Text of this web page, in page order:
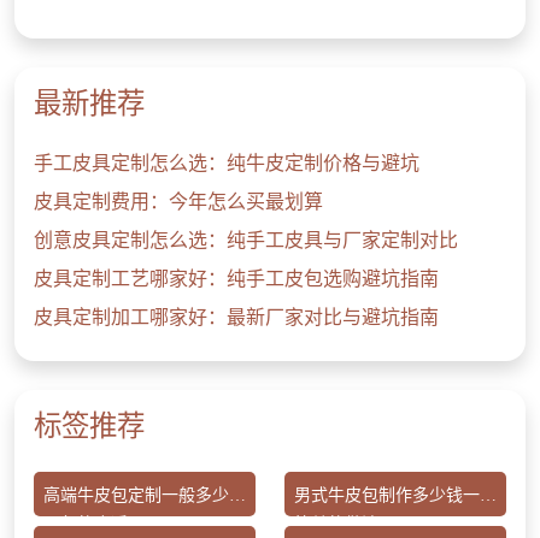
最新推荐
手工皮具定制怎么选：纯牛皮定制价格与避坑
皮具定制费用：今年怎么买最划算
创意皮具定制怎么选：纯手工皮具与厂家定制对比
皮具定制工艺哪家好：纯手工皮包选购避坑指南
皮具定制加工哪家好：最新厂家对比与避坑指南
标签推荐
高端牛皮包定制一般多少钱
一包的合适
男式牛皮包制作多少钱一套
简单的做法